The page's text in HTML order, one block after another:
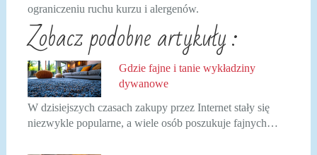
ograniczeniu ruchu kurzu i alergenów.
Zobacz podobne artykuły :
Gdzie fajne i tanie wykładziny
dywanowe
W dzisiejszych czasach zakupy przez Internet stały się
niezwykle popularne, a wiele osób poszukuje fajnych…